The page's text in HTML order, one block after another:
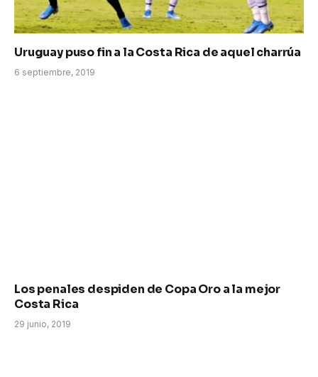
Uruguay puso fin a la Costa Rica de aquel charrúa
6 septiembre, 2019
Los penales despiden de Copa Oro a la mejor
Costa Rica
29 junio, 2019